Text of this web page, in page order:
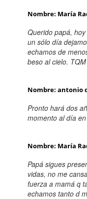
Nombre: María
Querido papá,
un sólo día
echamos de
beso al cielo. TQM
Nombre: antonio
Pronto hará dos
momento al día
Nombre: María
Papá sigues
vidas, no me
fuerza a mamá q
echamos tanto d